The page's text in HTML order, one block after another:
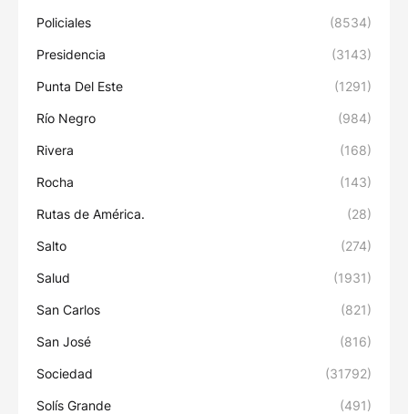
Policiales (8534)
Presidencia (3143)
Punta Del Este (1291)
Río Negro (984)
Rivera (168)
Rocha (143)
Rutas de América. (28)
Salto (274)
Salud (1931)
San Carlos (821)
San José (816)
Sociedad (31792)
Solís Grande (491)